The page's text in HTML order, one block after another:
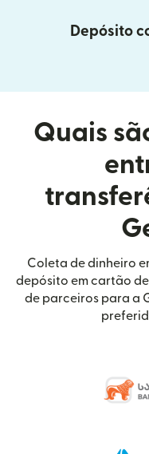
Depósito
Quais
Coleta de dinheiro
depósito em cartão
de parceiros para a